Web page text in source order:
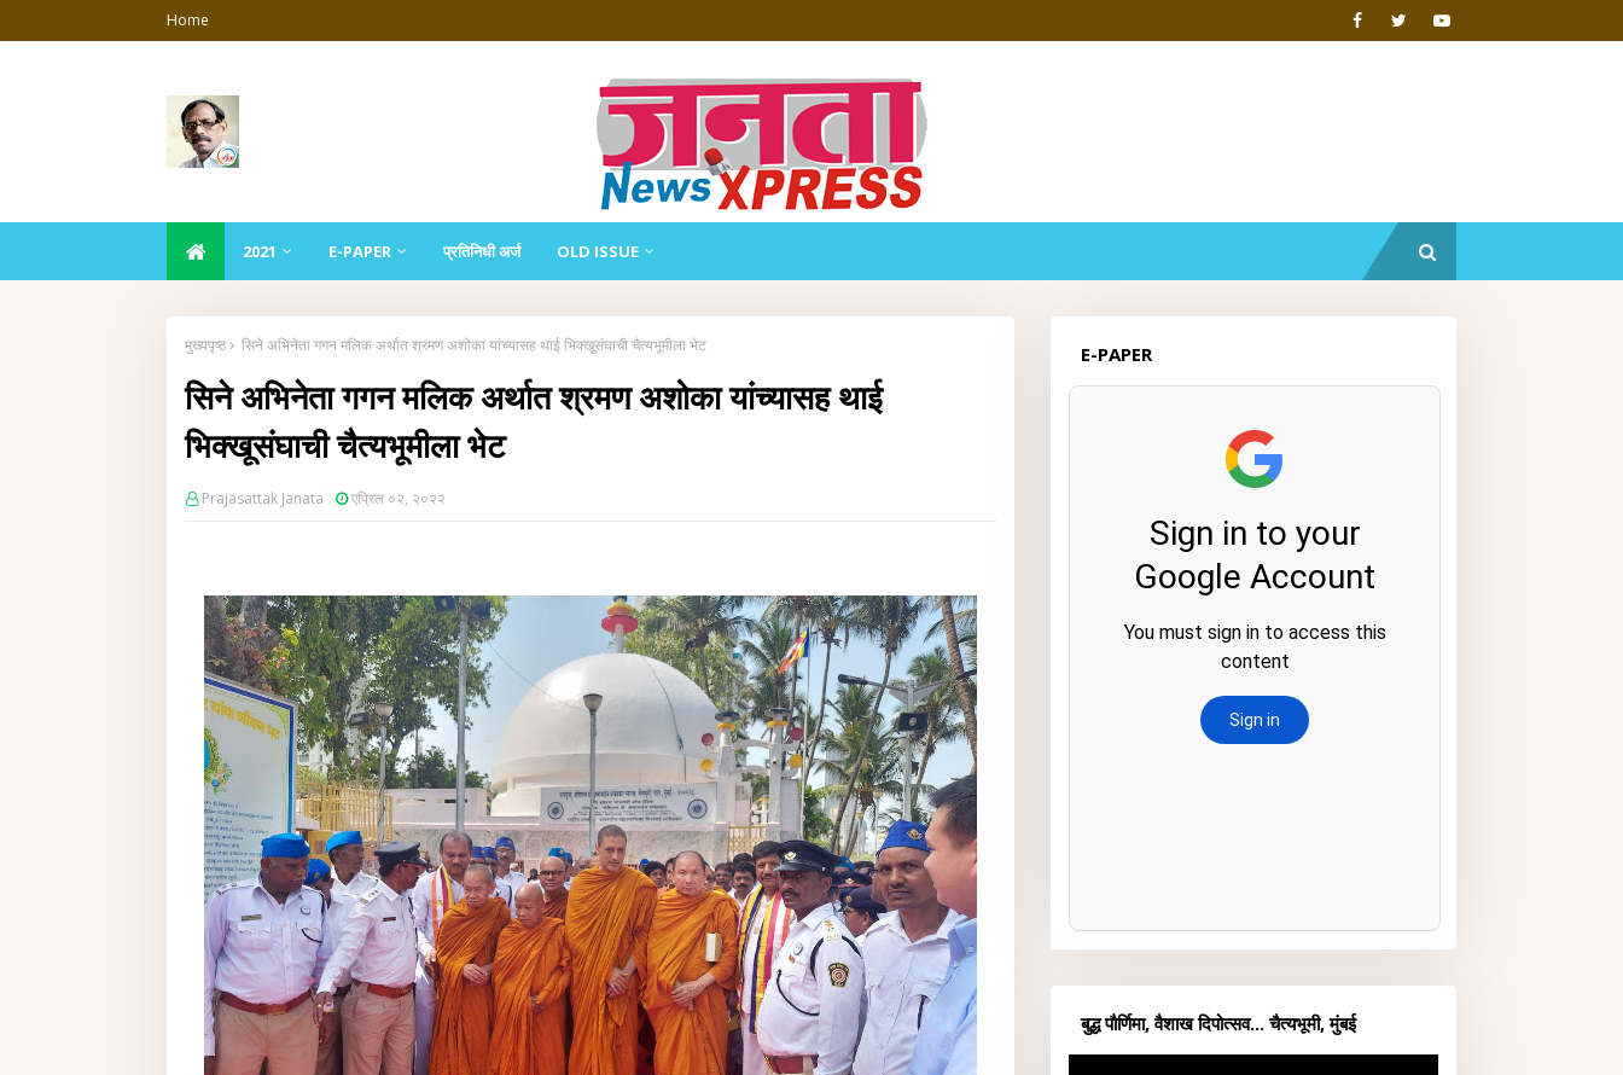
Home
2021 E-PAPER प्रतिनिधी अर्ज OLD ISSUE
मुख्यपृष्ठ सिने अभिनेता गगन मलिक अर्थात श्रमण अशोका यांच्यासह थाई भिक्खूसंघाची चैत्यभूमीला भेट
सिने अभिनेता गगन मलिक अर्थात श्रमण अशोका यांच्यासह थाई
भिक्खूसंघाची चैत्यभूमीला भेट
Prajasattak Janata एप्रिल ०२, २०२२
E-PAPER
बुद्ध पौर्णिमा, वैशाख दिपोत्सव... चैत्यभूमी, मुंबई